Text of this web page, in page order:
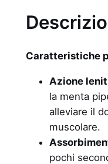
p
a
Caratteristiche
Azione
la menta
alleviare il
muscolare.
pochi